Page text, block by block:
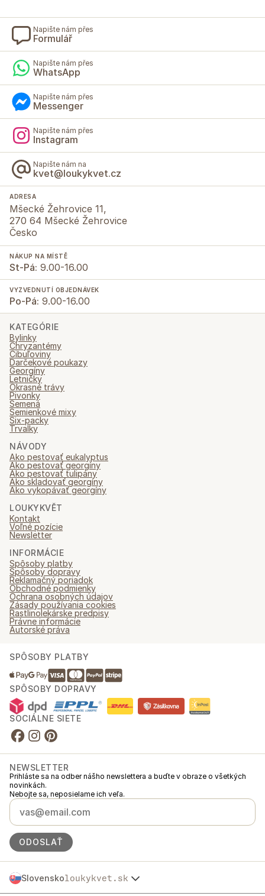
Napište nám přes
Formulář
Napište nám přes
WhatsApp
Napište nám přes
Messenger
Napište nám přes
Instagram
Napište nám na
kvet@loukykvet.cz
ADRESA
Mšecké Žehrovice 11,
270 64 Mšecké Žehrovice
Česko
NÁKUP NA MÍSTĚ
St-Pá: 9.00-16.00
VYZVEDNUTÍ OBJEDNÁVEK
Po-Pá: 9.00-16.00
KATEGÓRIE
Bylinky
Chryzantémy
Cibuľoviny
Darčekové poukazy
Georgíny
Letničky
Okrasné trávy
Pivonky
Semená
Semienkové mixy
Six-packy
Trvalky
NÁVODY
Ako pestovať eukalyptus
Ako pestovať georgíny
Ako pestovať tulipány
Ako skladovať georgíny
Ako vykopávať georgíny
LOUKYKVĚT
Kontakt
Voľné pozície
Newsletter
INFORMÁCIE
Spôsoby platby
Spôsoby dopravy
Reklamačný poriadok
Obchodné podmienky
Ochrana osobných údajov
Zásady používania cookies
Rastlinolekárske predpisy
Právne informácie
Autorské práva
SPÔSOBY PLATBY
SPÔSOBY DOPRAVY
SOCIÁLNE SIETE
NEWSLETTER
Prihláste sa na odber nášho newslettera a buďte v obraze o všetkých
novinkách.
Nebojte sa, neposielame ich veľa.
ODOSLAŤ
Slovenskoloukykvet.sk
Česko